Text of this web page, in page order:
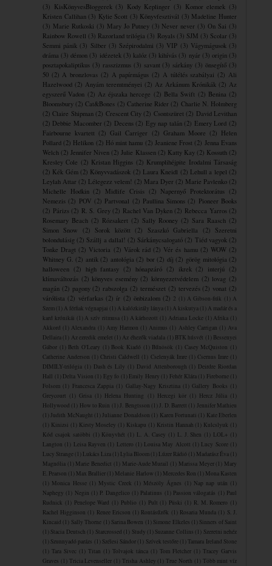
(3) KisKönyvesBloggerek (3) Kody Keplinger (3) Komor elemek (3)
Kristen Callihan (3) Kylie Scott (3) Könyvfesztivál (3) Madeline Hunter
(3) Marie Rutkoski (3) Mary Jo Putney (3) Never never (3) On Sai (3)
Rainbow Rowell (3) Razorland trilógia (3) Royals (3) SJM (3) Scolar (3)
Semmi pánik (3) Silber (3) Szépirodalmi (3) VIP (3) Vágymágusok (3)
dráma (3) démon (3) idézetek (3) kalóz (3) kihívás (3) nyár (3) origin (3)
posztapokaliptikus (3) rasszizmus (3) savant (3) sárkány (3) önsegítő (3)
50 (2) A bronzlovas (2) A papírmágus (2) A túlélés szabályai (2) Ali
Hazelwood (2) Anyám teremtményei (2) Az Arkánum Krónikák (2) Az
egyszerű Vadon (2) Az éjszaka hercege (2) Bella Swift (2) Benina (2)
Bloomsbury (2) Cat&Bones (2) Catherine Rider (2) Charlie N. Holmberg
(2) Claire Shipman (2) Crescent City (2) Csontszüret (2) David Levithan
(2) Debbie Macomber (2) Decens (2) Egy nap talán (2) Emery Lord (2)
Fairbourne kvartett (2) Gail Carriger (2) Graham Moore (2) Helen
Pollard (2) Helikon (2) Hó mint hamu (2) Jeaniene Frost (2) Jenna Evans
Welch (2) Jennifer Niven (2) Julie Klassen (2) Katty Kay (2) Kossuth (2)
Kresley Cole (2) Kristan Higgins (2) Krumplihéjpite ​Irodalmi Társaság
(2) Kék Gém (2) Könyvvadászok (2) Laura Kneidl (2) Lehull a lepel (2)
Leylah Attar (2) Lélegezz velem! (2) Mara Dyer (2) Marie Pavlenko (2)
Michelle Hodkin (2) Midlife Crisis (2) Napernyő Protektorátus (2)
Nemezis (2) POV (2) Partvonal (2) Paullina Simons (2) Pioneer Books
(2) Párizs (2) R. S. Grey (2) Rachel Van Dyken (2) Rebecca Yarros (2)
Rosemary Beach (2) Rózsakert (2) Sally Rooney (2) Sara Raasch (2)
Simon Snow
(2) Sorok között (2) Szaszkó Gabriella (2)
Szeretni
bolondulásig (2) Szállj a dallal! (2) Sárkánycsalogató (2) Tiéd vagyok (2)
Tonke Dragt (2) Victoria (2) Várok rád (2) Vér és hamu (2) WOW (2)
Whitney G. (2) antik (2) antológia (2) bor (2) díj (2) görög mitológia (2)
halloween (2) high fantasy (2) hónapzáró (2) ikrek (2) interjú (2)
klímaváltozás (2) könyves esemény (2) környezetvédelem (2) lovag (2)
magán (2) pagony (2) rabszolga (2) természet (2) tervezés (2) vonat (2)
várólista (2) vérfarkas (2) ír (2) önbizalom (2) 2 (1) A Gibson-fiúk (1) A
Szem (1) A férfiak végnapjai (1) A kalózkirály lánya (1) A kiskutya (1) A madár és a
kard krónikái
(1) A szív ritmusa (1) A ​kárhozott (1) Adriana Locke (1) Afrika
(1)
Akkord
(1) Alexandra (1) Amy Harmon (1) Animus (1) Ashley Carrigan (1) Ava
Dellaira (1) Az ezredik emelet (1) Az éhezők viadala (1) BTK húsvét (1) Bessenyei
Gábor
(1) Beth O'Leary (1) Book Kiadó (1) Bűnösök (1) Casey McQuiston
(1)
Catherine Anderson
(1) Christi Caldwell (1) Cselenyák Imre (1) Csernus Imre
(1)
DIMILY-trilógia
(1) Dash és Lily (1) David Attenborough (1) Deirdre Riordan
Hall
(1) Delta Vision (1) Egy fo (1) Emily Henry (1) Fehér Klára (1) Fireborne (1)
Folsom
(1) Francesca Zappia (1) Gallay-Nagy Krisztina (1) Gallery Books
(1)
Greycourt
(1) Grisa (1) Helena Hunting (1) Hercegi kör (1) Hercz Júlia
(1)
Hollywood
(1) How to Ruin (1)J. Bengtsson (1)J. D. Barrett (1) Jennifer Mathieu
(1)Judith McNaught (1)Julianne Donaldson (1) Karen Fortunati (1) Kate Eberlen
(1) Kinizsi (1) Kirsty Moseley (1) Kiskapu (1) Kristin Hannah (1) Kulcslyuk
(1)
Kód csajok satöbbi
(1) Könyvhét (1) L. A. Casey (1) L. J. Shen (1) LOL+
(1)
Langton
(1) Leisa Rayven (1) Lettero (1) Louisa May Alcott (1) Lucy Score
(1)
Lucy Strange (1) Lukács Liza (1) Lylia Bloom (1) Lúzer Rádió (1) Madarász Éva (1)
Magnólia
(1) Marie Benedict (1) Marie-Aude Murail (1) Marissa Meyer (1) Mary
E. Pearson
(1) Max Brallier (1) Melanie Harlow (1) Mercedes Ron (1) Mona Kasten
(1) Monica Hesse (1) Mystic Creek (1) Mészöly Ágnes (1) Nap nap után
(1)
Naphegy
(1) Negin (1) P. Dangelico (1) Palatinus (1) Passion válogatás (1) Paul
Rudnick
(1) Penelope Ward (1) Publio (1) Pult (1) Püski (1) R. M. Romero
(1)
Rachel Higginson
(1) Renee Ericson (1) Rontásűzők (1) Rosaria Munda (1) S. J.
Kincaid
(1) Sally Thorne (1) Sarina Bowen (1) Simone Elkeles (1) Sinners of Saint
(1) Stacia Deutsch (1) Starcrossed (1) Study (1) Suzanne Collins (1) Szeretni nehéz
(1) Szunnyadó parázs (1) Szélesi Sándor (1) Szívek testőre (1)Tamara Ireland Stone
(1) Tara Sivec (1) Titan (1) Tolvajok ​tánca (1) Tom Fletcher (1) Tracey Garvis
Graves
(1) Tricia Levenseller (1) Trisha Ashley (1) True North (1) Több mint víz